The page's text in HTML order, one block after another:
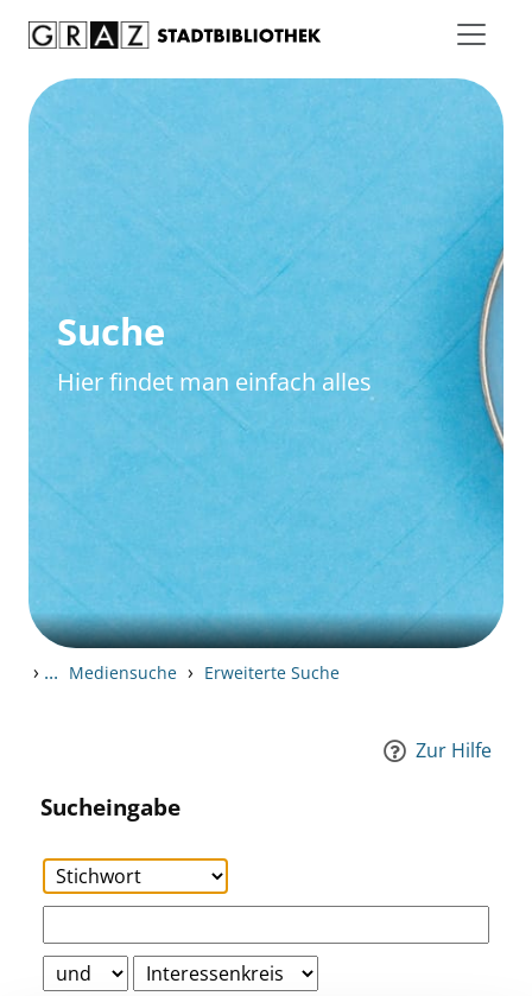
Suche
Hier findet man einfach alles
› ... Mediensuche › Erweiterte Suche
Zur Hilfe
Sucheingabe